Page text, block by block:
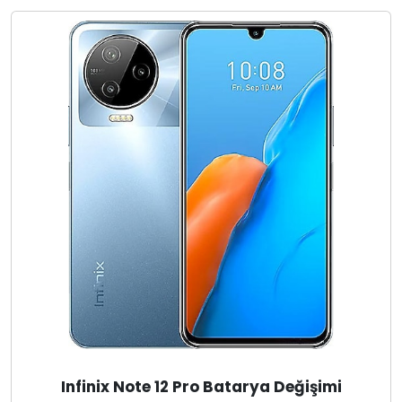
Infinix Note 12 Pro Batarya Değişimi